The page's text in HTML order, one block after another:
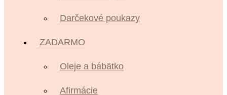
Darčekové poukazy
ZADARMO
Oleje a bábätko
Afirmácie